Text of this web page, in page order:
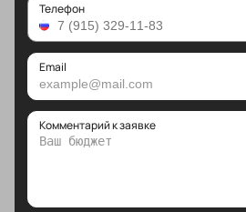
Телефон
Email
Комментарий к заявке